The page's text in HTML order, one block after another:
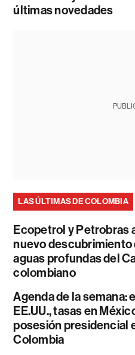
últimas novedades
LAS ÚLTIMAS DE COLOMBIA
Ecopetrol y Petrobras
nuevo descubrimiento
aguas profundas del
colombiano
Agenda de la semana:
EE.UU., tasas en
posesión presidencial
Colombia